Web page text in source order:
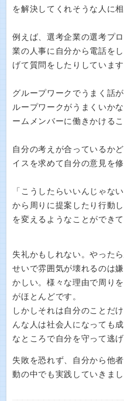
を解決してくれそうな人に
例えば、選考企業の選考プ
業の人事に自分から電話を
げて質問をしたりしています
グループワークでうまく話
ループワークがうまくいか
ームメンバーに働きかける
自分の考えが合っているか
イスを求めて自分の意見を
「こうしたらいいんじゃな
から周りに提案したり行動
を変えるようなことができ
失礼かもしれない。やった
せいで雰囲気が壊れるのは
かしい。様々な理由で周り
がほとんどです。
しかしそれは自分のことだ
んな人は社会人になっても
なところで自分を守って逃
失敗を恐れず、自分から他
動の中でも実践していきまし